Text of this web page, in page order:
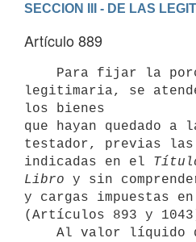
SECCION III - DE LAS
Artículo 889
legitimaria, se
los bienes
que hayan quedado a
testador, previas las
indicadas en el
Libro y sin
y cargas impuestas
(Artículos 893 y